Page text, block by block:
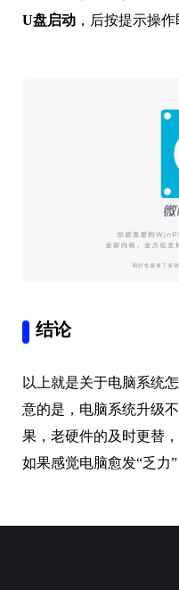
U盘启动 ，后按提示操作
结论
以上就是关于电脑系统
意的是，电脑系统升级
果，老硬件的及时更替
如果感觉电脑愈发“乏力